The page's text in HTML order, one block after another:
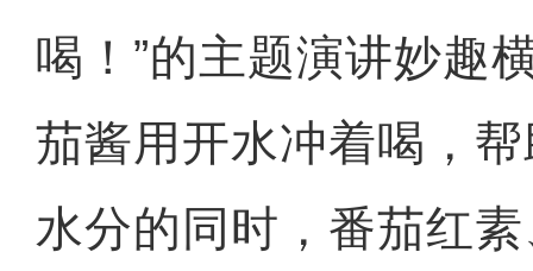
喝！”的主题演讲妙趣
茄酱用开水冲着喝，
水分的同时，番茄红